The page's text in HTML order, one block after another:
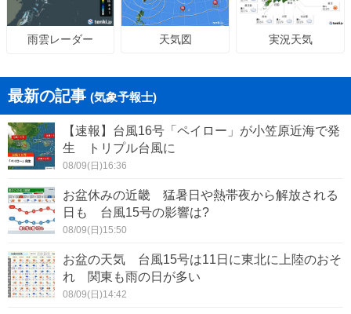
雨雲レーダー 天気図 実況天気
最新の記事 (気象予報士)
【速報】台風16号「ペイロー」が小笠原近海で発
生 トリプル台風に
08/09(日)16:36
お盆休みの近畿 猛暑日や熱帯夜から解放される
日も 台風15号の影響は?
08/09(日)15:50
お盆の天気 台風15号は11日に東北に上陸のおそ
れ 関東も雨の日が多い
08/09(日)14:42